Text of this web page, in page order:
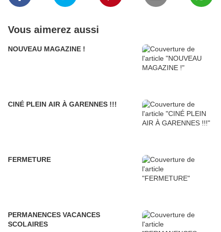
Vous aimerez aussi
NOUVEAU MAGAZINE !
CINÉ PLEIN AIR À GARENNES !!!
FERMETURE
PERMANENCES VACANCES
SCOLAIRES